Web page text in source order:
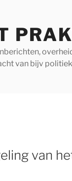
van bijv
van